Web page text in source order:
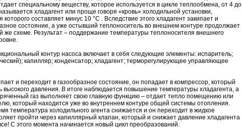
специальному веществу, которое используется в цикле теплообмена, от 4 до
хладагент или проще говоря «кровь» холодильной установки,
составляет минус 10 °C . Вследствие этого хладагент закипает и
состояние, а уже остывший теплоноситель во внешнем контуре продолжает
же схеме. Результат – поддержание температуры теплоносителя внешнего
контур насоса включает в себя следующие элементы: испаритель;
капилляр; конденсатор; хладагент; терморегулирующее управляющее
и переходит в газообразное состояние, он попадает в компрессор, который
высокого давления. В итоге наблюдается повышение температуры хладагента, а
газ выполняет свою главную функцию – отдает тепло помещению или
который находится уже во внутреннем контуре общей системы отопления.
температура холодильного агента снижается и он переходит в жидкое
пройти через капиллярный клапан, который и снижает давление хладагента
С этого момента начинается новый цикл преобразований.